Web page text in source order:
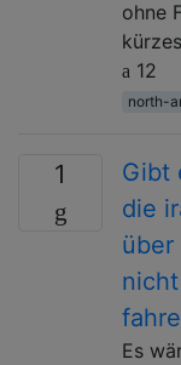
ohne
12
north-
1
Gibt
die
über
Es